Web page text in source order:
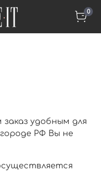
0
удобным для
РФ Вы не